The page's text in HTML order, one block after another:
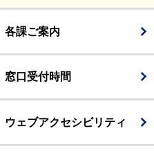
各課ご案内
窓口受付時間
ウェブアクセシビリティ